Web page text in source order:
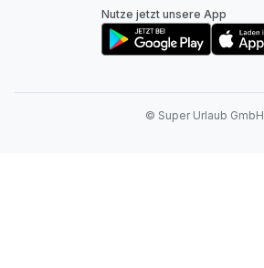
Nutze jetzt unsere App
© Super Urlaub GmbH